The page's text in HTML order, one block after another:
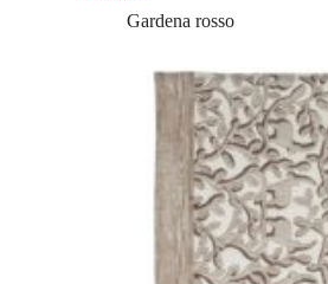
Gardena rosso